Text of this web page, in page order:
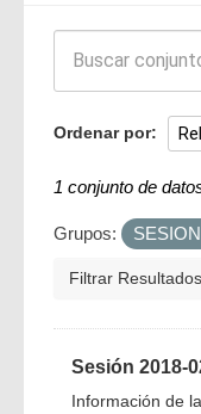
Ordenar por
1 conjunto de
Grupos:
Filtrar Resultados
Sesión 2018-
Información de